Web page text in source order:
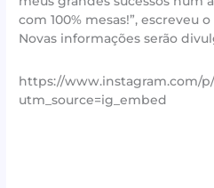
com 100% mesas!”, escreveu
Novas informações serão
https://www.instagram.com/
utm_source=ig_embed